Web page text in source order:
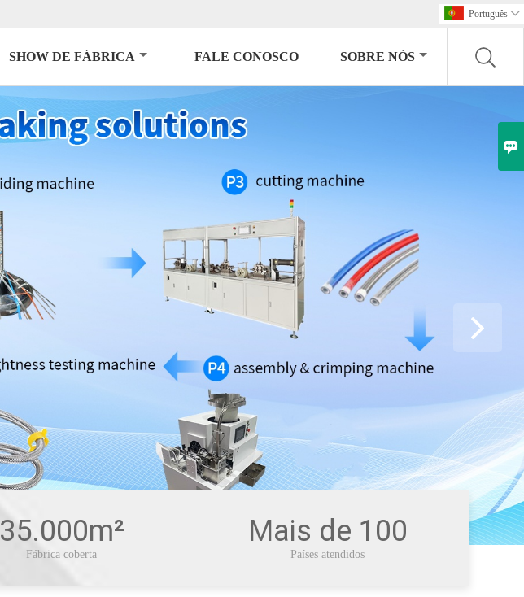
Português 
SHOW DE FÁBRICA FALE CONOSCO SOBRE NÓS
35.000m²
Fábrica coberta
Mais de 100
Países atendidos
